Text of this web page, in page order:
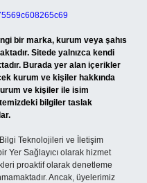
bir marka, kurum veya şahıs
Sitede yalnızca kendi
Burada yer alan içerikler
kurum ve kişiler hakkında
ve kişiler ile isim
bilgiler taslak
Teknolojileri ve İletişim
Yer Sağlayıcı olarak hizmet
proaktif olarak denetleme
Ancak, üyelerimiz